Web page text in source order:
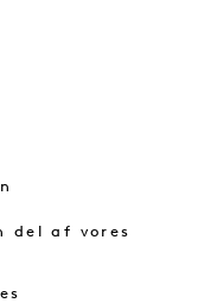
del af vores